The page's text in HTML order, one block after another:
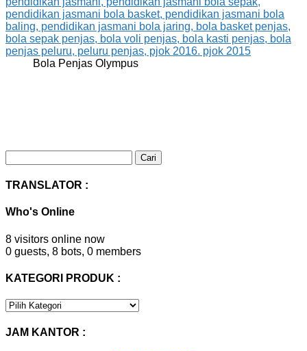
Bola Penjas Olympus
untuk:
TRANSLATOR :
Who's Online
8 visitors online now
0 guests, 8 bots, 0 members
KATEGORI PRODUK :
KATEGORI
JAM KANTOR :